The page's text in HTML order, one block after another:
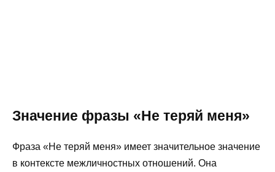
Значение фразы «Не теряй меня»
Фраза «Не теряй меня» имеет значительное значение
в контексте межличностных отношений. Она